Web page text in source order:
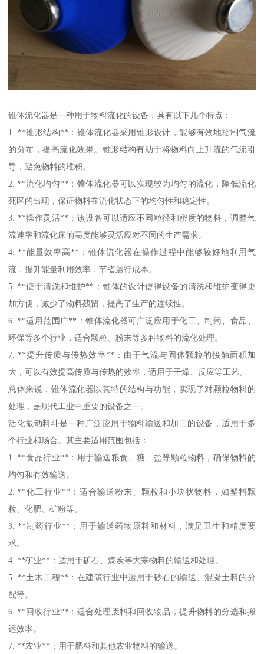
锥体流化器是一种用于物料流化的设备，具有以下几个特点：
1. **锥形结构**：锥体流化器采用锥形设计，能够有效地控制气流
的分布，提高流化效果。锥形结构有助于将物料向上升流的气流引
导，避免物料的堆积。
2. **流化均匀**：锥体流化器可以实现较为均匀的流化，降低流化
死区的出现，保证物料在流化状态下的均匀性和稳定性。
3. **操作灵活**：该设备可以适应不同粒径和密度的物料，调整气
流速率和流化床的高度能够灵活应对不同的生产需求。
4. **能量效率高**：锥体流化器在操作过程中能够较好地利用气
流，提升能量利用效率，节省运行成本。
5. **便于清洗和维护**：锥体的设计使得设备的清洗和维护变得更
加方便，减少了物料残留，提高了生产的连续性。
6. **适用范围广**：锥体流化器可广泛应用于化工、制药、食品、
环保等多个行业，适合颗粒、粉末等多种物料的流化处理。
7. **提升传质与传热效率**：由于气流与固体颗粒的接触面积加
大，可以有效提高传质与传热的效率，适用于干燥、反应等工艺。
总体来说，锥体流化器以其特的结构与功能，实现了对颗粒物料的
处理，是现代工业中重要的设备之一。
活化振动料斗是一种广泛应用于物料输送和加工的设备，适用于多
个行业和场合。其主要适用范围包括：
1. **食品行业**：用于输送粮食、糖、盐等颗粒物料，确保物料的
均匀和有效输送。
2. **化工行业**：适合输送粉末、颗粒和小块状物料，如塑料颗
粒、化肥、矿粉等。
3. **制药行业**：用于输送药物原料和材料，满足卫生和精度要
求。
4. **矿业**：适用于矿石、煤炭等大宗物料的输送和处理。
5. **土木工程**：在建筑行业中运用于砂石的输送、混凝土料的分
配等。
6. **回收行业**：适合处理废料和回收物品，提升物料的分选和搬
运效率。
7. **农业**：用于肥料和其他农业物料的输送。